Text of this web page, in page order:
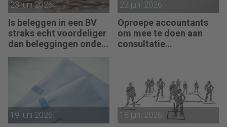
23 juni 2026
Is beleggen in een BV
straks echt voordeliger
dan beleggingen onder
box 3?
22 juni 2026
Oproepe accountants
om mee te doen aan
consultatie
19 juni 2026 18 juni 2026